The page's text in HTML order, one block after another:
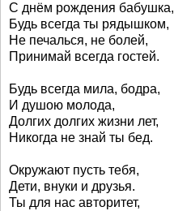
С днём рождения бабушка,
Будь всегда ты рядышком,
Не печалься, не болей,
Принимай всегда гостей.
Будь всегда мила, бодра,
И душою молода,
Долгих долгих жизни лет,
Никогда не знай ты бед.
Окружают пусть тебя,
Дети, внуки и друзья.
Ты для нас авторитет,